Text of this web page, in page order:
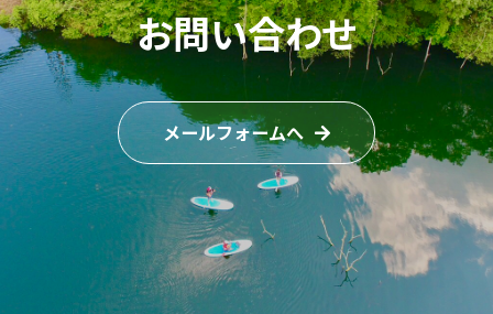
お問い合わせ
メールフォームへ